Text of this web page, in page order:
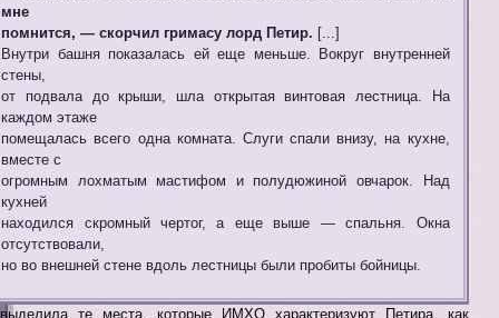
мне
помнится, — скорчил гримасу лорд Петир. [...]
Внутри башня показалась ей еще меньше. Вокруг внутренней
стены,
от подвала до крыши, шла открытая винтовая лестница. На
каждом этаже
помещалась всего одна комната. Слуги спали внизу, на кухне,
вместе с
огромным лохматым мастифом и полудюжиной овчарок. Над
кухней
находился скромный чертог, а еще выше — спальня. Окна
отсутствовали,
но во внешней стене вдоль лестницы были пробиты бойницы.
те места, которые ИМХО характеризуют Петира, как